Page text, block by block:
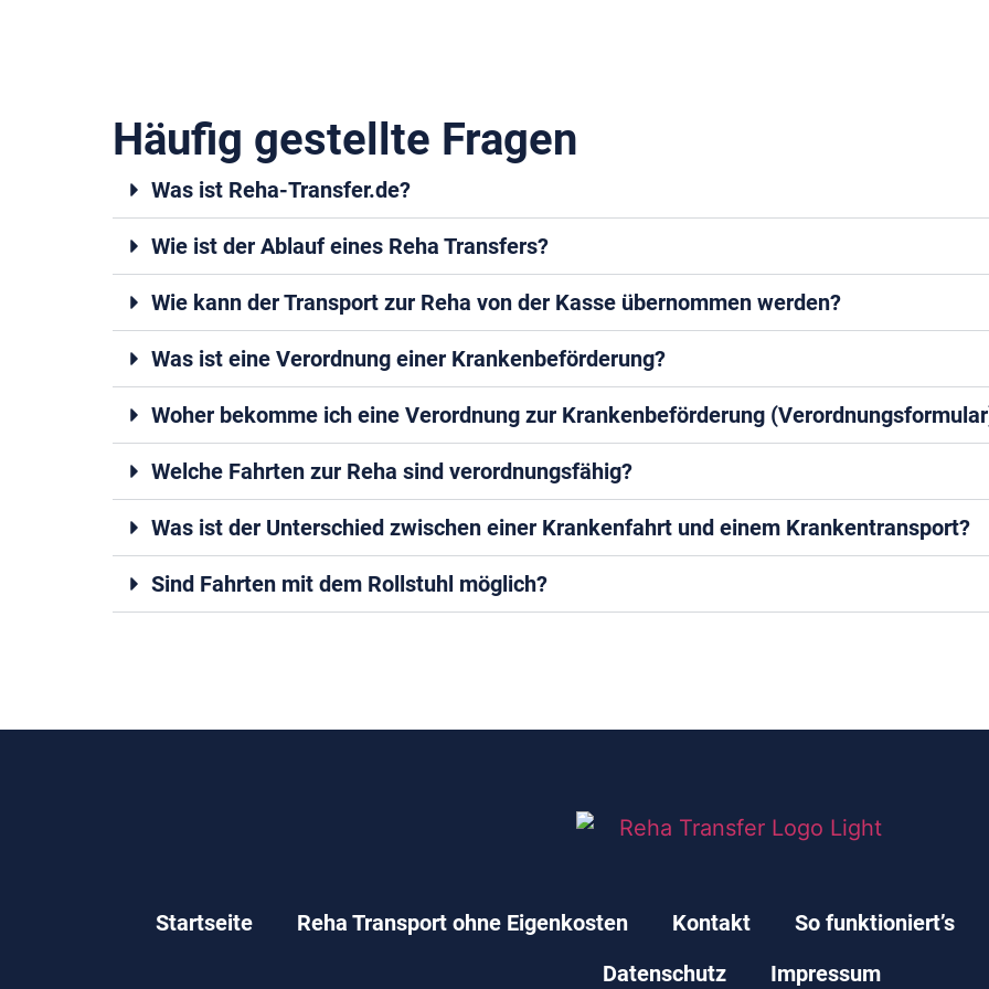
Häufig gestellte Fragen
Was ist Reha-Transfer.de?
Wie ist der Ablauf eines Reha Transfers?
Wie kann der Transport zur Reha von der Kasse übernommen werden?
Was ist eine Verordnung einer Krankenbeförderung?
Woher bekomme ich eine Verordnung zur Krankenbeförderung
Welche Fahrten zur Reha sind verordnungsfähig?
Was ist der Unterschied zwischen einer Krankenfahrt und einem Krankentransport?
Sind Fahrten mit dem Rollstuhl möglich?
Startseite Reha Transport ohne Eigenkosten Kontakt
So funktioniert’s
Datenschutz
Impressum